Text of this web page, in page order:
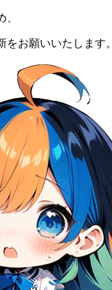
をお願いいたします。